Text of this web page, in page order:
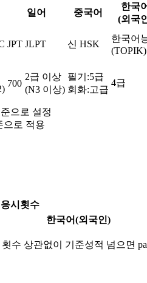
일어 중국어
한국
(외국
JPT JLPT 신 HSK
한국어
(TOPIK)
700
2급 이상
(N3 이상)
필기:5급
회화:고급
4급
으로 설정
으로 적용
시횟수
한국어(외국인)
횟수 상관없이 기준성적 넘으면